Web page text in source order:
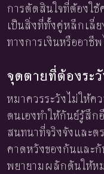
การตัดสินใจที่ต้องใ
เป็นสิ่งที่ทั้งคู่หลีกเลี่ย
ทางการเงินหรืออาชี
จุดตายที่ต้องระ
หมาควรระวังไม่ให้
ตนเองทำให้กันย์รู้สึ
สนทนาที่จริงจังและ
คาดหวังของกันและ
พยายามผลักดันให้ห